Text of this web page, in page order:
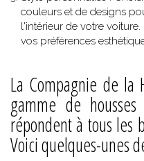
couleurs et de designs
l'intérieur de votre
vos préférences
La Compagnie de la
gamme de
répondent à tous les
Voici quelques-unes